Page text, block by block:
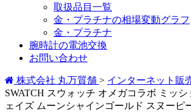
取扱品目一覧
金・プラチナの相場変動グラフ
金・プラチナ
腕時計の電池交換
お問い合わせ
株式会社 丸万質舗 > インターネット販
SWATCH スウォッチ オメガコラボ ミッ
ェイズ ムーンシャインゴールド スヌーピ